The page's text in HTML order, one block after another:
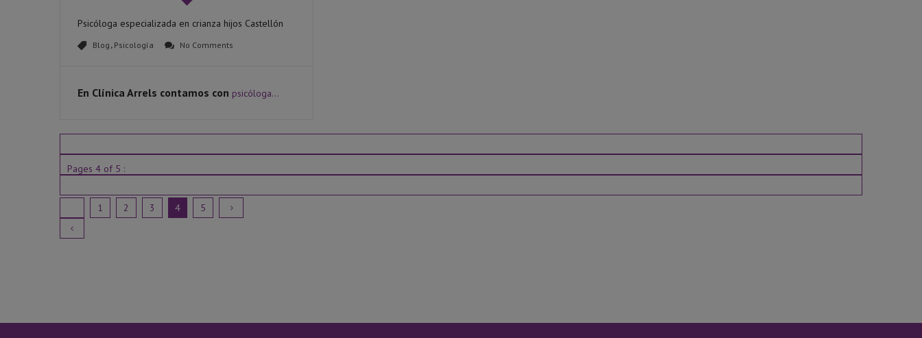
Psicóloga especializada en crianza hijos Castellón
Blog , Psicología No Comments
En Clínica Arrels contamos con psicóloga...
Pages 4 of 5 :
1 2 3 4 5